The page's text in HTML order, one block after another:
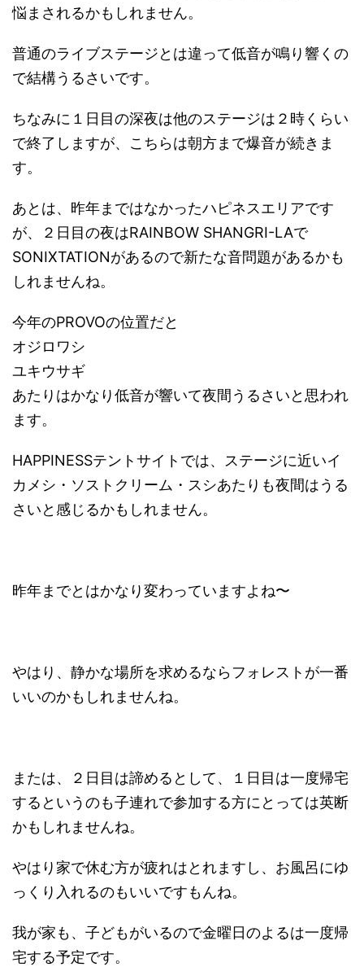
悩まされるかもしれません。
普通のライブステージとは違って低音が鳴り響くの
で結構うるさいです。
ちなみに１日目の深夜は他のステージは２時くらい
で終了しますが、こちらは朝方まで爆音が続きま
す。
あとは、昨年まではなかったハピネスエリアです
が、２日目の夜はRAINBOW SHANGRI-LAで
SONIXTATIONがあるので新たな音問題があるかも
しれませんね。
今年のPROVOの位置だと
オジロワシ
ユキウサギ
あたりはかなり低音が響いて夜間うるさいと思われ
ます。
HAPPINESSテントサイトでは、ステージに近いイ
カメシ・ソストクリーム・スシあたりも夜間はうる
さいと感じるかもしれません。
昨年までとはかなり変わっていますよね〜
やはり、静かな場所を求めるならフォレストが一番
いいのかもしれませんね。
または、２日目は諦めるとして、１日目は一度帰宅
するというのも子連れで参加する方にとっては英断
かもしれませんね。
やはり家で休む方が疲れはとれますし、お風呂にゆ
っくり入れるのもいいですもんね。
我が家も、子どもがいるので金曜日のよるは一度帰
宅する予定です。